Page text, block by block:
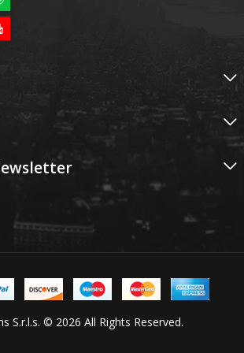
S.r.l.s. © 2026 All Rights Reserved.